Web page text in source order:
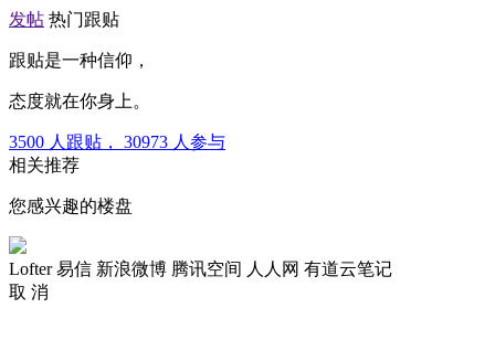
发帖 热门跟贴
跟贴是一种信仰，
态度就在你身上。
3500 人跟贴， 30973 人参与
相关推荐
您感兴趣的楼盘
Lofter 易信 新浪微博 腾讯空间 人人网 有道云笔记
取 消